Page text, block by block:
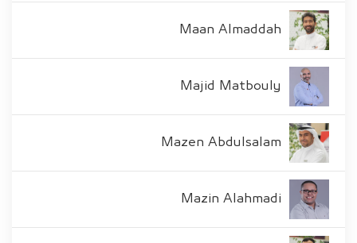
Maan Almaddah
Majid Matbouly
Mazen Abdulsalam
Mazin Alahmadi